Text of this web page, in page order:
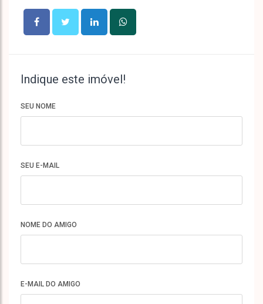
Indique este imóvel!
SEU NOME
SEU E-MAIL
NOME DO AMIGO
E-MAIL DO AMIGO